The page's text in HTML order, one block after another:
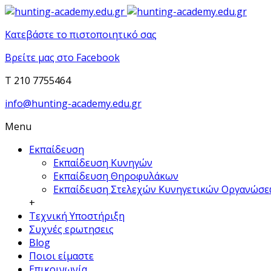
Κατεβάστε το πιστοποιητικό σας
Βρείτε μας στο Facebook
T 210 7755464
info@hunting-academy.edu.gr
Menu
Εκπαίδευση
Εκπαίδευση Κυνηγών
Εκπαίδευση Θηροφυλάκων
Εκπαίδευση Στελεχών Κυνηγετικών
+
Τεχνική Υποστήριξη
Συχνές ερωτησεις
Blog
Ποιοι είμαστε